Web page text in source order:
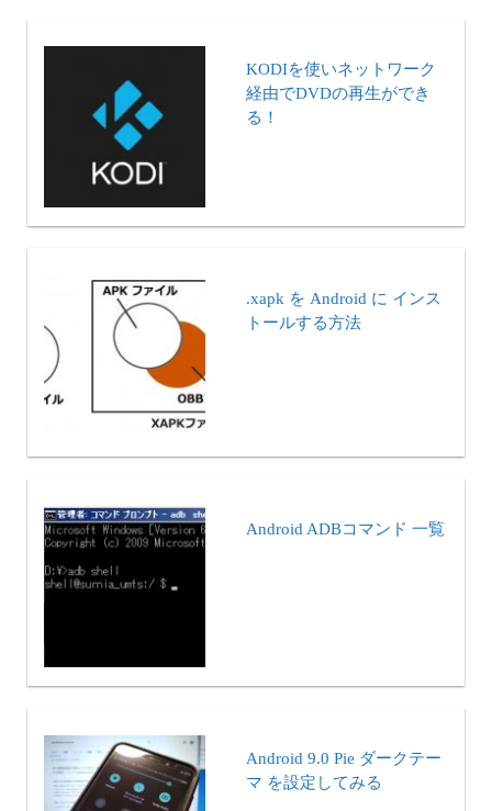
KODIを使いネットワーク
経由でDVDの再生ができ
る！
.xapk を Android に インス
トールする方法
Android ADBコマンド 一覧
Android 9.0 Pie ダークテー
マ を設定してみる